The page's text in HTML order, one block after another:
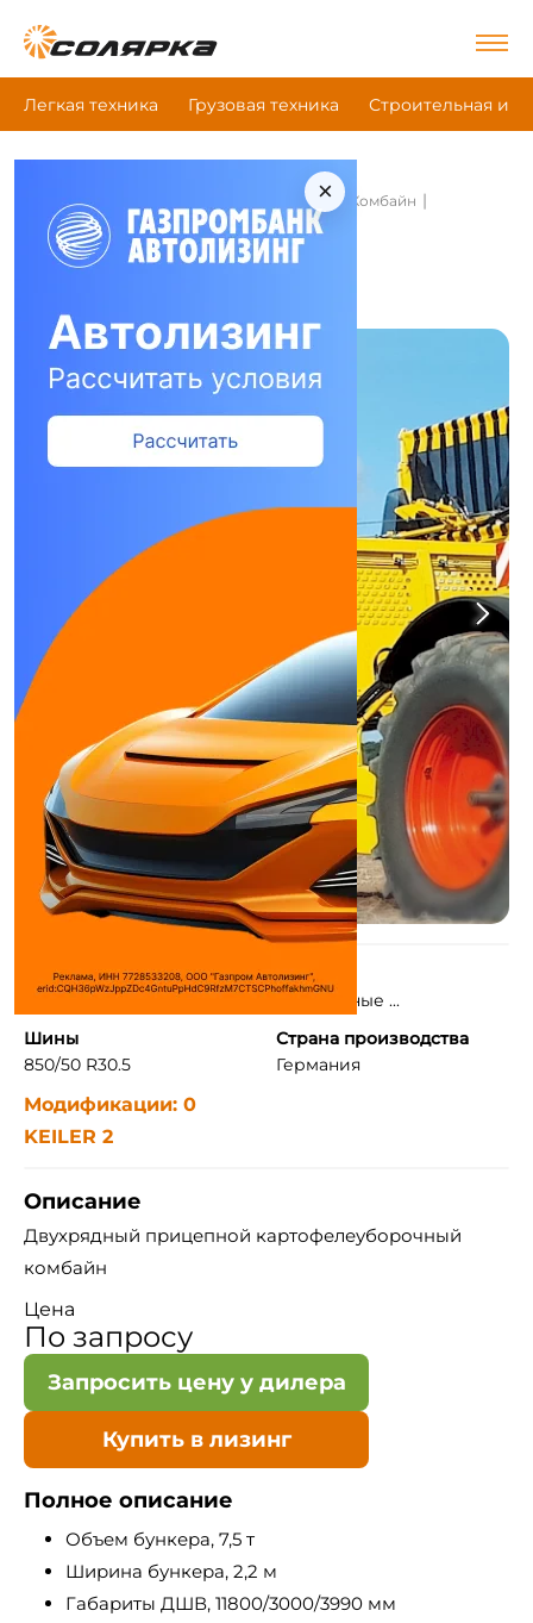
Легкая техника Грузовая техника Строительная и
×
Главная Сельскохозяйственная техника | Комбайн |
Ropa Keiler 2
Комбайн Ropa Keiler 2
Тип
Колеса
Тип шин
Радиальные ...
Шины
850/50 R30.5
Страна производства
Германия
Модификации: 0
KEILER 2
Описание
Двухрядный прицепной картофелеуборочный
комбайн
Цена
По запросу
Запросить цену у дилера
Купить в лизинг
Полное описание
Объем бункера, 7,5 т
Ширина бункера, 2,2 м
Габариты ДШВ, 11800/3000/3990 мм